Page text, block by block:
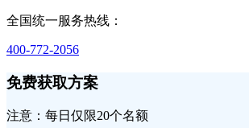
全国统一服务热线：
400-772-2056
免费获取方案
注意：每日仅限20个名额